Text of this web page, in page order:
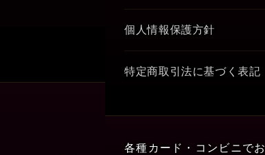
個人情報保護方針
特定商取引法に基づく表記
各種カード・コンビニでお